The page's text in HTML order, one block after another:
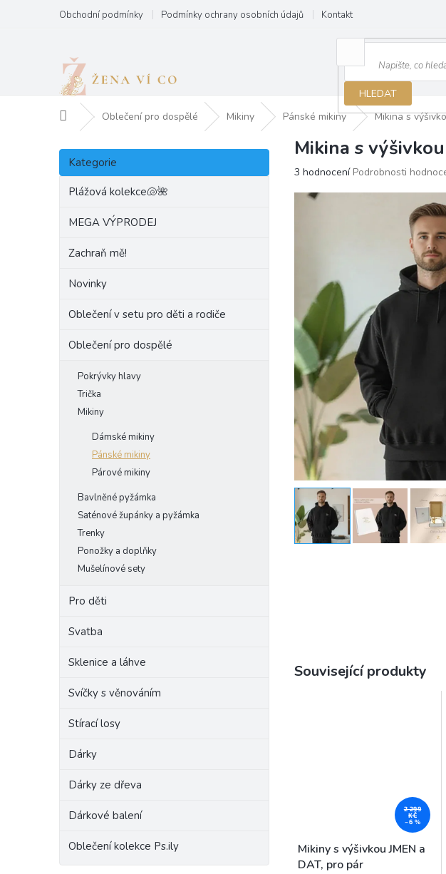
obsah
Obchodní podmínky Podmínky ochrany osobních údajů Kontakt
HLEDAT
Domů Oblečení pro dospělé Mikiny Pánské mikiny Mikina s
P
s
Přeskočit
kategorie
Kategorie
Plážová kolekce🐚🌺
MEGA VÝPRODEJ
Zachraň mě!
Novinky
Oblečení v setu pro děti a rodiče
Oblečení pro dospělé
Pokrývky hlavy
Trička
Mikiny
Dámské mikiny
Pánské mikiny
Párové mikiny
Bavlněné pyžámka
Saténové župánky a pyžámka
Trenky
Ponožky a doplňky
Mušelínové sety
Pro děti
Svatba
Sklenice a láhve
Svíčky s věnováním
Stírací losy
Dárky
Dárky ze dřeva
Dárkové balení
Oblečení kolekce Ps.ily
Mikina s
Průměrné
produktu
3 hodnocení Podrobnosti
Související produkty
2 299
KČ
–6 %
Mikiny s výšivkou JMEN a
DAT, pro pár